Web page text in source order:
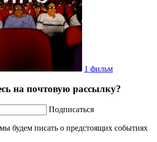
1 фильм
на почтовую рассылку?
Подписаться
будем писать о предстоящих событиях